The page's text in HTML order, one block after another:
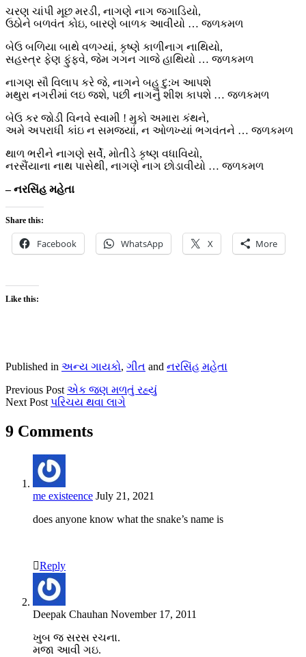
ચરણ ચાંપી મૂછ મરડી, નાગણે નાગ જગાડિયો,
ઉઠોને બળવંત કોઇ, બારણે બાળક આવીયો … જળકમળ
બેઉ બળિયા બાથે વળગ્યાં, કૃષ્ણે કાળીનાગ નાથિયો,
સહસ્ત્ર ફેણ ફુંફવે, જેમ ગગન ગાજે હાથિયો … જળકમળ
નાગણ સૌ વિલાપ કરે જે, નાગને બહુ દુ:ખ આપશે
મથુરા નગરીમાં લઇ જશે, પછી નાગનું શીશ કાપશે … જળકમળ
બેઉ કર જોડી વિનવે સ્વામી ! મુકો અમારા કંથને,
અમે અપરાધી કાંઇ ન સમજ્યાં, ન ઓળખ્યાં ભગવંતને … જળકમળ
થાળ ભરીને નાગણે સર્વે, મોતીડે કૃષ્ણ વધાવિયો,
નરસૈંયાના નાથ પાસેથી, નાગણે નાગ છોડાવીયો … જળકમળ
– નરસિંહ મહેતા
Share this:
Facebook WhatsApp X More
Like this:
Published in અન્ય ગાયકો, ગીત and નરસિંહ મહેતા
Previous Post એક જણ મળતું રહ્યું
Next Post પરિચય થવા લાગે
9 Comments
me existeence July 21, 2021
does anyone know what the snake’s name is
Reply
Deepak Chauhan November 17, 2011
ખુબ જ સરસ રચના.
મજા આવી ગઇ.